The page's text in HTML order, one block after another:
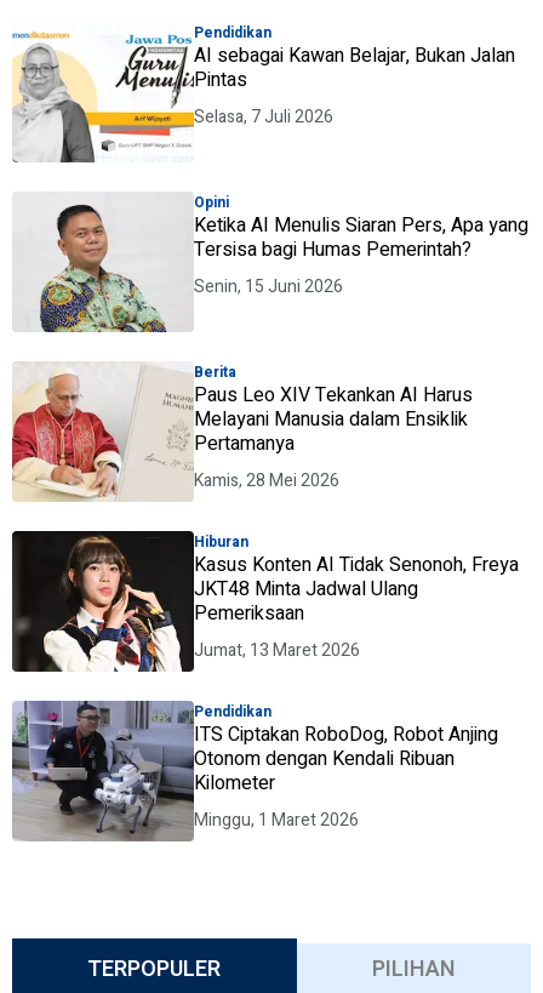
Pendidikan
AI sebagai Kawan Belajar, Bukan Jalan
Pintas
Selasa, 7 Juli 2026
Opini
Ketika AI Menulis Siaran Pers, Apa yang
Tersisa bagi Humas Pemerintah?
Senin, 15 Juni 2026
Berita
Paus Leo XIV Tekankan AI Harus
Melayani Manusia dalam Ensiklik
Pertamanya
Kamis, 28 Mei 2026
Hiburan
Kasus Konten AI Tidak Senonoh, Freya
JKT48 Minta Jadwal Ulang
Pemeriksaan
Jumat, 13 Maret 2026
Pendidikan
ITS Ciptakan RoboDog, Robot Anjing
Otonom dengan Kendali Ribuan
Kilometer
Minggu, 1 Maret 2026
TERPOPULER PILIHAN